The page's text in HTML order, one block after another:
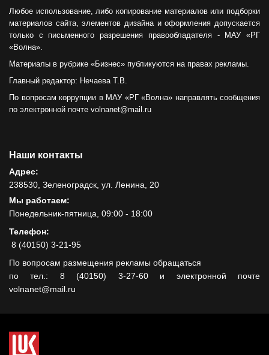
Любое использование, либо копирование материалов или подборки
материалов сайта, элементов дизайна и оформления допускается
только с письменного разрешения правообладателя - МАУ «РГ
«Волна».
Материалы в рубрике «Бизнес» публикуются на правах рекламы.
Главный редактор: Нечаева Т.В.
По вопросам коррупции в МАУ «РГ «Волна» направлять сообщения
по электронной почте volnanet@mail.ru
Наши контакты
Адрес:
238530, Зеленоградск, ул. Ленина, 20
Мы работаем:
Понедельник-пятница, 09:00 - 18:00
Телефон:
8 (40150) 3-21-95
По вопросам размещения рекламы обращаться
по тел.: 8 (40150) 3-27-60 и электронной почте
volnanet@mail.ru